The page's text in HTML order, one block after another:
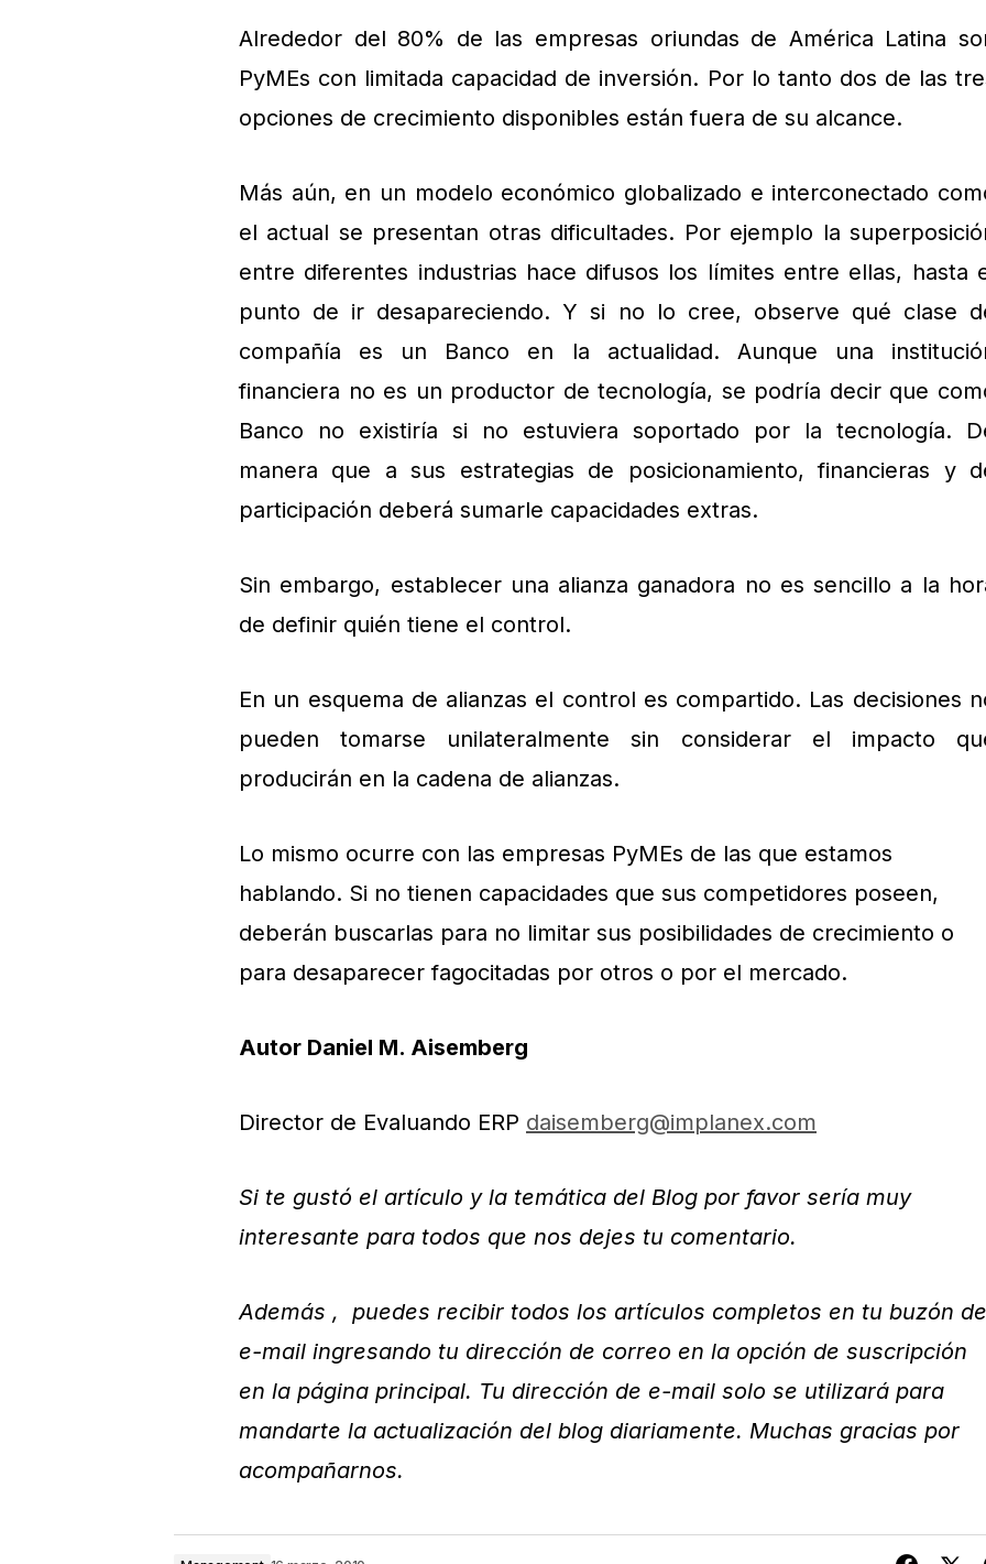
Alrededor del 80% de las empresas oriundas de América Latina
PyMEs con limitada capacidad de inversión. Por lo tanto dos de las
opciones de crecimiento disponibles están fuera de su alcance.
Más aún, en un modelo económico globalizado e interconectado
el actual se presentan otras dificultades. Por ejemplo la
entre diferentes industrias hace difusos los límites entre ellas, hasta
punto de ir desapareciendo. Y si no lo cree, observe qué clase
compañía es un Banco en la actualidad. Aunque una
financiera no es un productor de tecnología, se podría decir que
Banco no existiría si no estuviera soportado por la tecnología.
manera que a sus estrategias de posicionamiento, financieras y
participación deberá sumarle capacidades extras.
Sin embargo, establecer una alianza ganadora no es sencillo a la
de definir quién tiene el control.
En un esquema de alianzas el control es compartido. Las decisiones
pueden tomarse unilateralmente sin considerar el impacto
producirán en la cadena de alianzas.
Lo mismo ocurre con las empresas PyMEs de las que estamos
hablando. Si no tienen capacidades que sus competidores poseen,
deberán buscarlas para no limitar sus posibilidades de crecimiento o
para desaparecer fagocitadas por otros o por el mercado.
Autor Daniel M. Aisemberg
Director de Evaluando ERP daisemberg@implanex.com
Si te gustó el artículo y la temática del Blog por favor sería muy
interesante para todos que nos dejes tu comentario.
Además , puedes recibir todos los artículos completos en tu buzón de
e-mail ingresando tu dirección de correo en la opción de suscripción
en la página principal. Tu dirección de e-mail solo se utilizará para
mandarte la actualización del blog diariamente. Muchas gracias por
acompañarnos.